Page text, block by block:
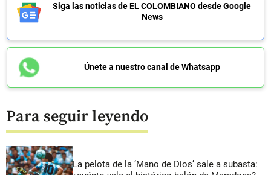
Siga las noticias de EL COLOMBIANO desde Google
News
Únete a nuestro canal de Whatsapp
Para seguir leyendo
La pelota de la ‘Mano de Dios’ sale a subasta: